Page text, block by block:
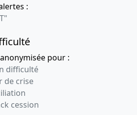
:
pour :
difficulté
de crise
cession